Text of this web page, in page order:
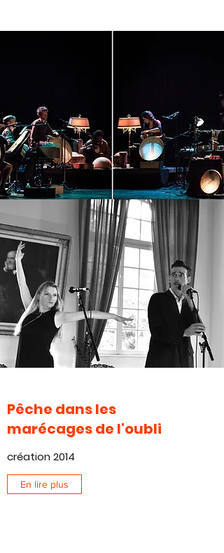
Pêche dans les
marécages de l'oubli
création 2014
En lire plus